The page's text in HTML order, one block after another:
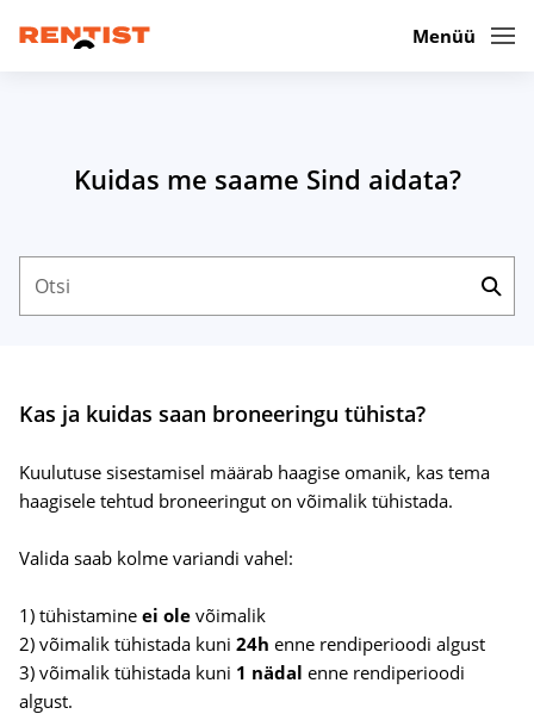
Menüü
Kuidas me saame Sind aidata?
Kas ja kuidas saan broneeringu tühista?
Kuulutuse sisestamisel määrab haagise omanik, kas tema
haagisele tehtud broneeringut on võimalik tühistada.
Valida saab kolme variandi vahel:
1) tühistamine ei ole võimalik
2) võimalik tühistada kuni 24h enne rendiperioodi algust
3) võimalik tühistada kuni 1 nädal enne rendiperioodi
algust.